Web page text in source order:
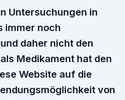
Untersuchungen in
immer noch
daher nicht den
Medikament hat den
Website auf die
von